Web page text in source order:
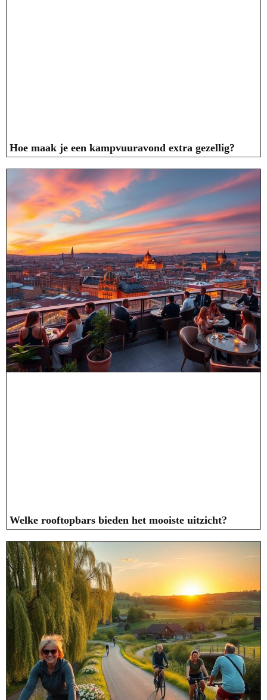
Hoe maak je een kampvuuravond extra gezellig?
Welke rooftopbars bieden het mooiste uitzicht?